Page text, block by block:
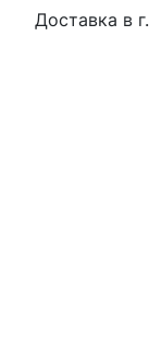
Доставка в